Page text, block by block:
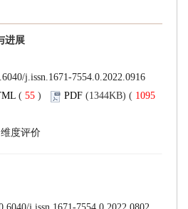
55 )
1095